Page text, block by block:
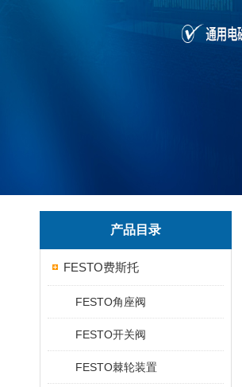
产品目录
FESTO费斯托
FESTO角座阀
FESTO开关阀
FESTO棘轮装置